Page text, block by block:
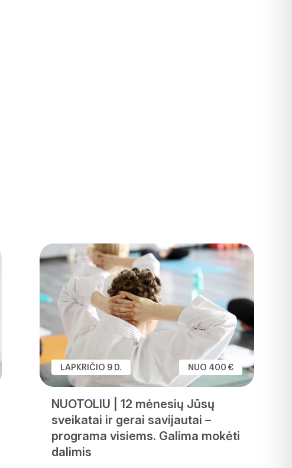
LAPKRIČIO 9 D. NUO 400 €
NUOTOLIU | 12 mėnesių Jūsų
sveikatai ir gerai savijautai –
programa visiems. Galima mokėti
dalimis